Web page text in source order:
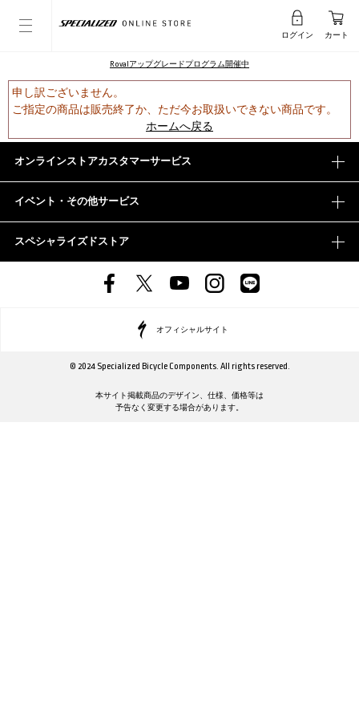
ログイン カート
Rovalアップグレードプログラム開催中
申し訳ございません。
ご指定の商品は販売終了か、ただ今お取扱いできない商品です。
ホームへ戻る
オンラインストアカスタマーサービス
イベント・その他サービス
スペシャライズドストア
オフィシャルサイト
© 2024 Specialized Bicycle Components. All rights reserved.
本サイト掲載商品のデザイン、仕様、価格等は
予告なく変更する場合があります。